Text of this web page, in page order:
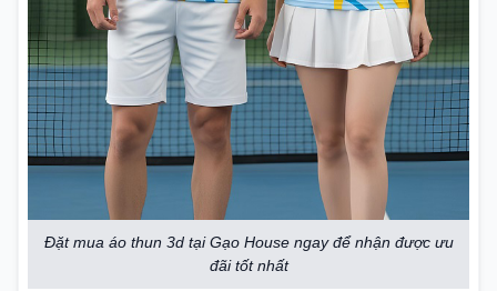
Đặt mua áo thun 3d tại Gạo House ngay để nhận được ưu
đãi tốt nhất